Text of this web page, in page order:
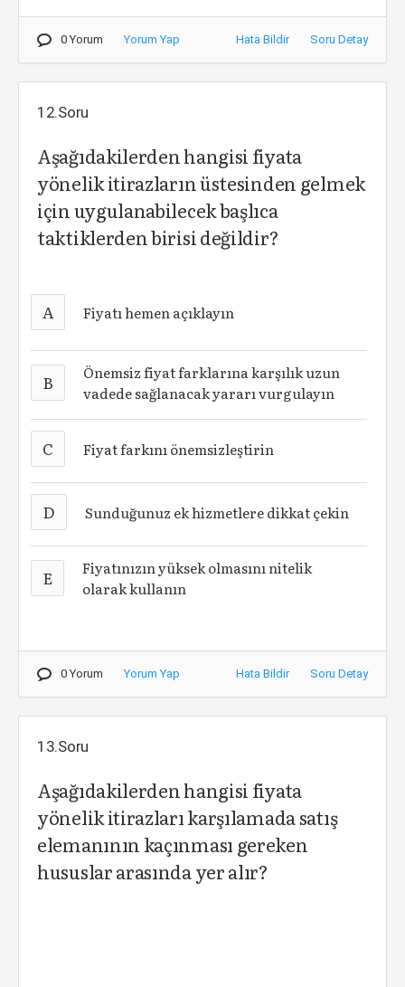
0 Yorum Yorum Yap Hata Bildir Soru Detay
12.Soru
Aşağıdakilerden hangisi fiyata
yönelik itirazların üstesinden gelmek
için uygulanabilecek başlıca
taktiklerden birisi değildir?
A Fiyatı hemen açıklayın
B
Önemsiz fiyat farklarına karşılık uzun
vadede sağlanacak yararı vurgulayın
C Fiyat farkını önemsizleştirin
D Sunduğunuz ek hizmetlere dikkat çekin
E
Fiyatınızın yüksek olmasını nitelik
olarak kullanın
0 Yorum Yorum Yap Hata Bildir Soru Detay
13.Soru
Aşağıdakilerden hangisi fiyata
yönelik itirazları karşılamada satış
elemanının kaçınması gereken
hususlar arasında yer alır?